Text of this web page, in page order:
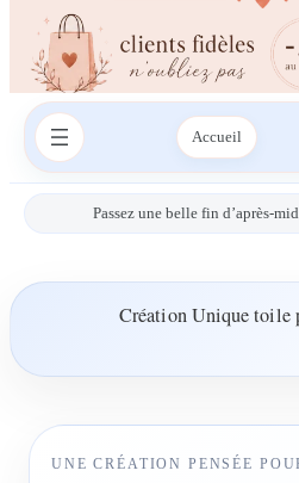
Accueil
Passez une belle fin d’après-
Création Unique
UNE CRÉATION PENSÉE